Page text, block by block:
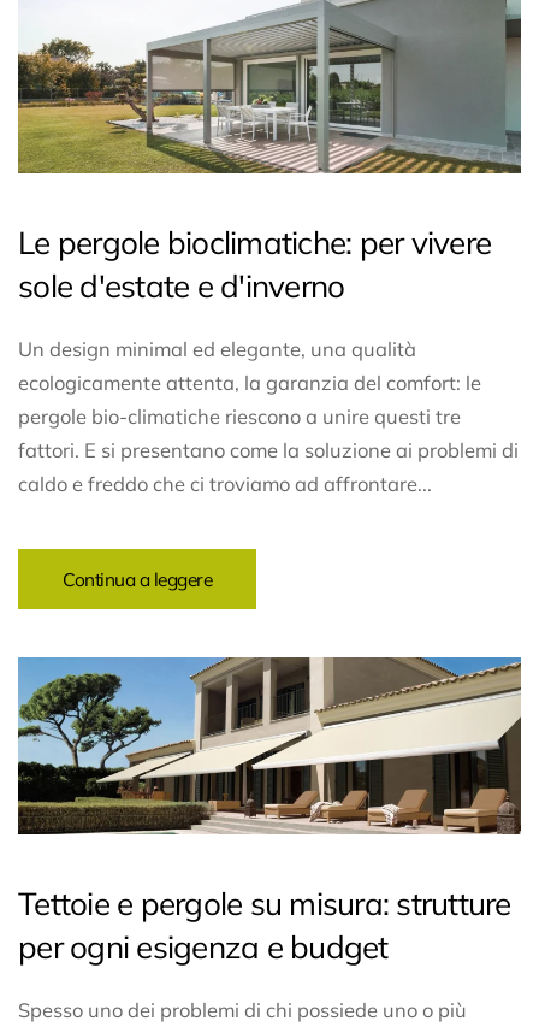
Le pergole bioclimatiche: per vivere
sole d'estate e d'inverno
Un design minimal ed elegante, una qualità
ecologicamente attenta, la garanzia del comfort: le
pergole bio-climatiche riescono a unire questi tre
fattori. E si presentano come la soluzione ai problemi di
caldo e freddo che ci troviamo ad affrontare...
Continua a leggere
Tettoie e pergole su misura: strutture
per ogni esigenza e budget
Spesso uno dei problemi di chi possiede uno o più